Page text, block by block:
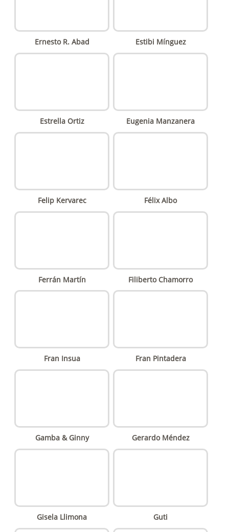
Ernesto R. Abad Estibi Mínguez
Estrella Ortiz Eugenia Manzanera
Felip Kervarec Félix Albo
Ferrán Martín Filiberto Chamorro
Fran Insua Fran Pintadera
Gamba & Ginny Gerardo Méndez
Gisela Llimona Guti